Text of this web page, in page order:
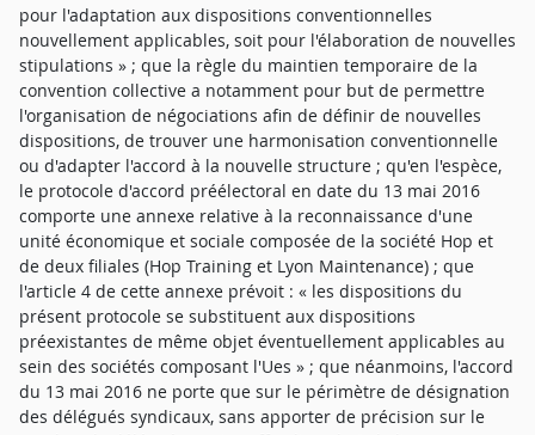
pour l'adaptation aux dispositions conventionnelles
nouvellement applicables, soit pour l'élaboration de nouvelles
stipulations » ; que la règle du maintien temporaire de la
convention collective a notamment pour but de permettre
l'organisation de négociations afin de définir de nouvelles
dispositions, de trouver une harmonisation conventionnelle
ou d'adapter l'accord à la nouvelle structure ; qu'en l'espèce,
le protocole d'accord préélectoral en date du 13 mai 2016
comporte une annexe relative à la reconnaissance d'une
unité économique et sociale composée de la société Hop et
de deux filiales (Hop Training et Lyon Maintenance) ; que
l'article 4 de cette annexe prévoit : « les dispositions du
présent protocole se substituent aux dispositions
préexistantes de même objet éventuellement applicables au
sein des sociétés composant l'Ues » ; que néanmoins, l'accord
du 13 mai 2016 ne porte que sur le périmètre de désignation
des délégués syndicaux, sans apporter de précision sur le